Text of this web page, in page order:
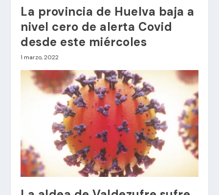
La provincia de Huelva baja a
nivel cero de alerta Covid
desde este miércoles
1 marzo, 2022